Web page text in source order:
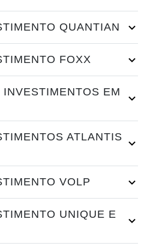
QUANTIAN
FOXX
EM
ATLANTIS
VOLP
UNIQUE E